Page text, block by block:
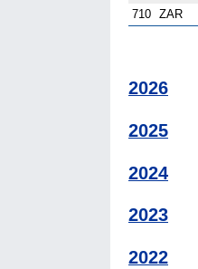
710 ZAR
2026
2025
2024
2023
2022